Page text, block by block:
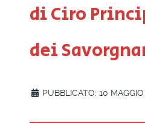
di Ciro
dei
PUBBLICATO: 10